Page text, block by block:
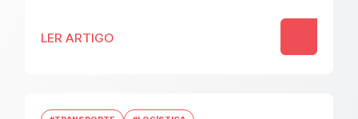
LER ARTIGO